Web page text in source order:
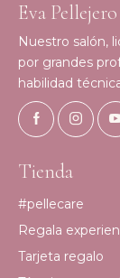
Eva Pellejero
Nuestro salón,
por grandes
habilidad
Tienda
#pellecare
Regala
Tarjeta regalo